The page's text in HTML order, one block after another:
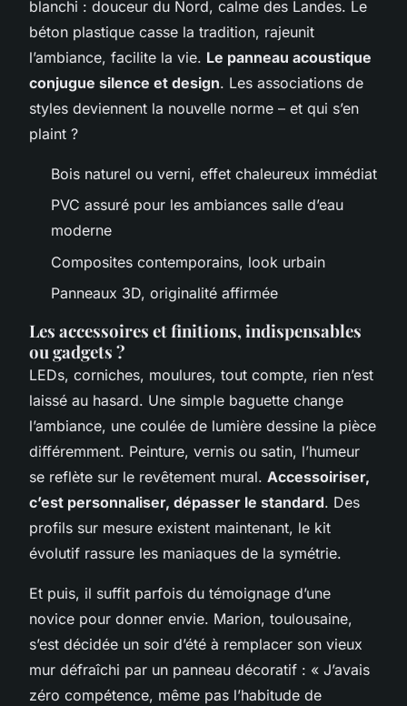
blanchi : douceur du Nord, calme des Landes. Le
béton plastique casse la tradition, rajeunit
l’ambiance, facilite la vie. Le panneau acoustique
conjugue silence et design. Les associations de
styles deviennent la nouvelle norme – et qui s’en
plaint ?
Bois naturel ou verni, effet chaleureux immédiat
PVC assuré pour les ambiances salle d’eau
moderne
Composites contemporains, look urbain
Panneaux 3D, originalité affirmée
Les accessoires et finitions, indispensables
ou gadgets ?
LEDs, corniches, moulures, tout compte, rien n’est
laissé au hasard. Une simple baguette change
l’ambiance, une coulée de lumière dessine la pièce
différemment. Peinture, vernis ou satin, l’humeur
se reflète sur le revêtement mural. Accessoiriser,
c’est personnaliser, dépasser le standard. Des
profils sur mesure existent maintenant, le kit
évolutif rassure les maniaques de la symétrie.
Et puis, il suffit parfois du témoignage d’une
novice pour donner envie. Marion, toulousaine,
s’est décidée un soir d’été à remplacer son vieux
mur défraîchi par un panneau décoratif : « J’avais
zéro compétence, même pas l’habitude de